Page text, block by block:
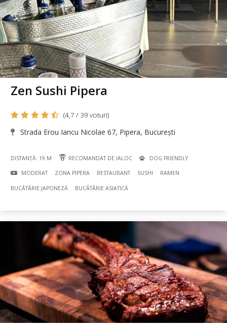
Zen Sushi Pipera
(4,7 / 39 voturi)
Strada Erou Iancu Nicolae 67, Pipera, București
DISTANȚĂ: 19 M RECOMANDAT DE IALOC DOG FRIENDLY
MODERAT ZONA PIPERA RESTAURANT SUSHI RAMEN
BUCÃTÃRIE JAPONEZĂ BUCÃTÃRIE ASIATICĂ